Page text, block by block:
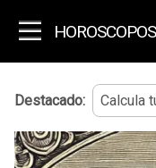
HOROSCOPOS
Destacado: Calcula